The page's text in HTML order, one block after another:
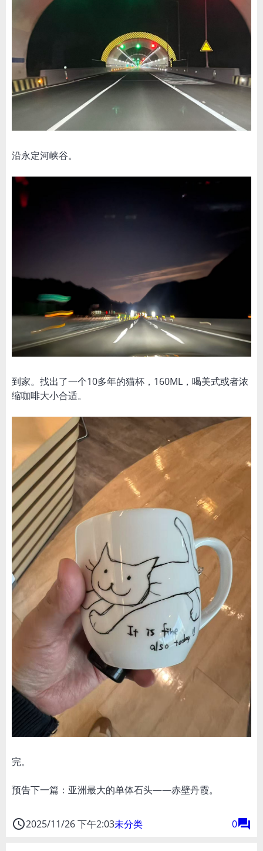
沿永定河峡谷。
到家。找出了一个10多年的猫杯，160ML，喝美式或者浓
缩咖啡大小合适。
完。
预告下一篇：亚洲最大的单体石头——赤壁丹霞。
access_time2025/11/26 下午2:03未分类 0forum